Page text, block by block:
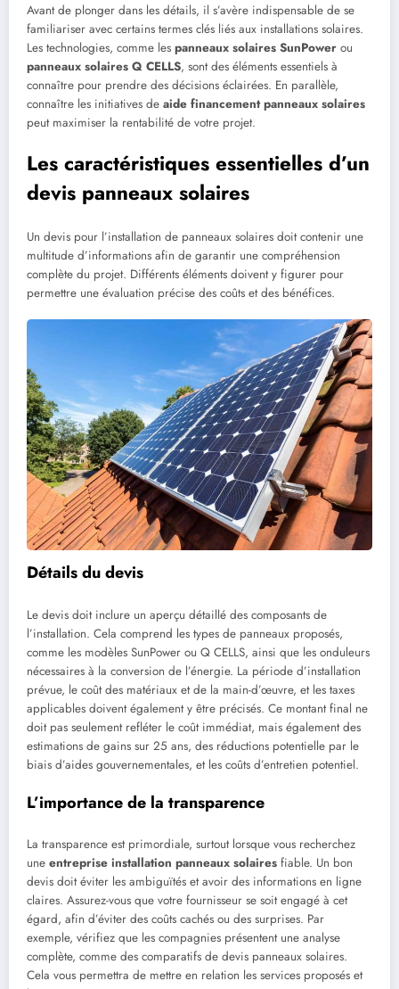
Avant de plonger dans les détails, il s’avère indispensable de se
familiariser avec certains termes clés liés aux installations solaires.
Les technologies, comme les panneaux solaires SunPower ou
panneaux solaires Q CELLS, sont des éléments essentiels à
connaître pour prendre des décisions éclairées. En parallèle,
connaître les initiatives de aide financement panneaux solaires
peut maximiser la rentabilité de votre projet.
Les caractéristiques essentielles d’un
devis panneaux solaires
Un devis pour l’installation de panneaux solaires doit contenir une
multitude d’informations afin de garantir une compréhension
complète du projet. Différents éléments doivent y figurer pour
permettre une évaluation précise des coûts et des bénéfices.
Détails du devis
Le devis doit inclure un aperçu détaillé des composants de
l’installation. Cela comprend les types de panneaux proposés,
comme les modèles SunPower ou Q CELLS, ainsi que les onduleurs
nécessaires à la conversion de l’énergie. La période d’installation
prévue, le coût des matériaux et de la main-d’œuvre, et les taxes
applicables doivent également y être précisés. Ce montant final ne
doit pas seulement refléter le coût immédiat, mais également des
estimations de gains sur 25 ans, des réductions potentielle par le
biais d’aides gouvernementales, et les coûts d’entretien potentiel.
L’importance de la transparence
La transparence est primordiale, surtout lorsque vous recherchez
une entreprise installation panneaux solaires fiable. Un bon
devis doit éviter les ambiguïtés et avoir des informations en ligne
claires. Assurez-vous que votre fournisseur se soit engagé à cet
égard, afin d’éviter des coûts cachés ou des surprises. Par
exemple, vérifiez que les compagnies présentent une analyse
complète, comme des comparatifs de devis panneaux solaires.
Cela vous permettra de mettre en relation les services proposés et